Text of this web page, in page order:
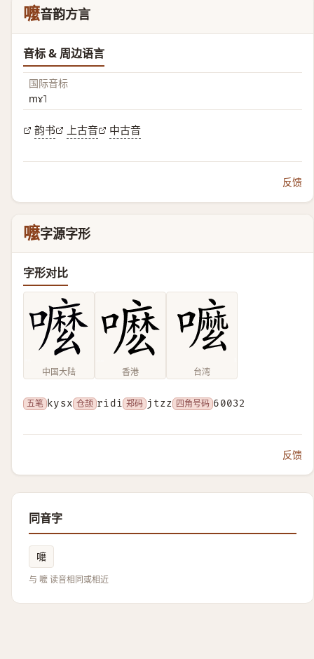
嚒音韵方言
音标 & 周边语言
国际音标
mɤ˥
韵书 上古音 中古音
反馈
嚒字源字形
字形对比
中国大陆 香港 台湾
五笔 kysx 仓颉 ridi 郑码 jtzz 四角号码 60032
反馈
同音字
嚰
与 嚒 读音相同或相近